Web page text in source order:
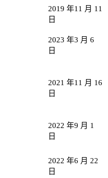
2019 年11 月 11
日
2023 年3 月 6
日
2021 年11 月 16
日
2022 年9 月 1
日
2022 年6 月 22
日